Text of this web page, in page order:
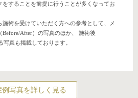
することを前提に行うことが多くなってお
術を受けていただく方への参考として、メ
After）の写真のほか、 施術後
写真も掲載しております。
例写真を詳しく見る